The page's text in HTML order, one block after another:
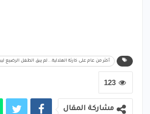
أكثر من عام على كارثة الهلالية...لم يبق الطفل الرضيع
123
مشاركة المقال